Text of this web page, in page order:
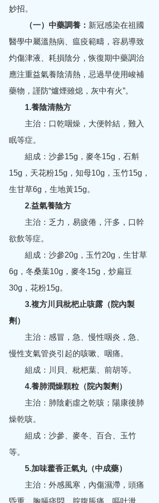
妙招。
（一）中藥調養： 新冠感染在祖國
醫學中屬溫熱病、瘟疫範疇，容易導致
灼傷津液、耗損陰分，恢復期中藥調治
應注重益氣養陰清熱，忌過早使用峻補
藥物，謹防“爐煙雖熄，灰中有火”。
1.養陰清熱方
主治：口乾咽燥，大便幹結，難入
眠等症。
組成：沙參15g，麥冬15g，石斛
15g，天花粉15g，知母10g，玉竹15g，
生甘草6g，生地黃15g。
2.益氣養陰方
主治：乏力，易疲倦，汗多，口幹
欲飲等症。
組成：沙參20g，玉竹20g，生甘草
6g，冬桑葉10g，麥冬15g，炒扁豆
30g，花粉15g。
3.複方川貝枇杷止咳露（院內製
劑）
主治：感冒，急、慢性咽炎，急、
慢性支氣管炎引起的咳嗽、咽痛。
組成：川貝、枇杷葉、前胡等。
4.養肺潤燥顆粒（院內製劑）
主治：肺陰虧虛之乾咳；陽康後肺
燥乾咳。
組成：沙參、麥冬、百合、玉竹
等。
5.加味藿香正氣丸（中成藥）
主治：外感風寒，內傷濕滯，頭痛
昏重，胸膈痞悶，脘腹脹痛，嘔吐泄